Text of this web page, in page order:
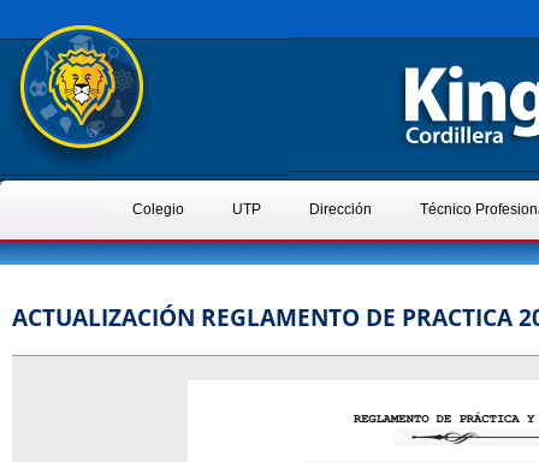
Colegio UTP Dirección Técnico
ACTUALIZACIÓN REGLAMENTO DE PRACTICA